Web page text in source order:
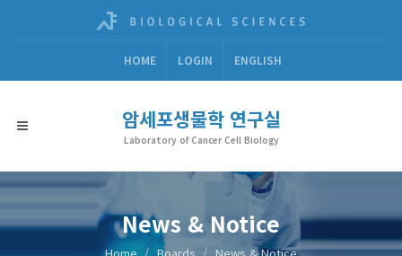
HOME LOGIN ENGLISH
암세포생물학 연구실
Laboratory of Cancer Cell Biology
News & Notice